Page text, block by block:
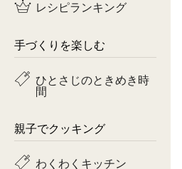
レシピランキング
手づくりを楽しむ
ひとさじのときめき時
間
親子でクッキング
わくわくキッチン